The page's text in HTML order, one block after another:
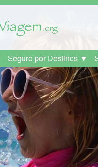
Seguro por Destinos ▼